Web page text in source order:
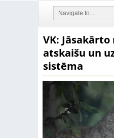
VK:
atskaišu un
sistēma